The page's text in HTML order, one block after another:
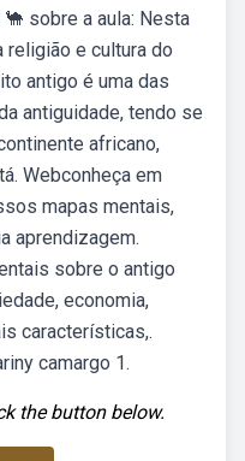
sobre a aula: Nesta
religião e cultura do
antigo é uma das
antiguidade, tendo se
africano,
Webconheça em
mapas mentais,
aprendizagem.
sobre o antigo
economia,
características,.
camargo 1.
the button below.